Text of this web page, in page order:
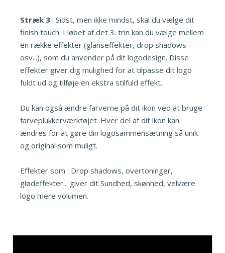
Stræk 3 : Sidst, men ikke mindst, skal du vælge dit
finish touch. I løbet af det 3. trin kan du vælge mellem
en række effekter (glanseffekter, drop shadows
osv...), som du anvender på dit logodesign. Disse
effekter giver dig mulighed for at tilpasse dit logo
fuldt ud og tilføje en ekstra stilfuld effekt.
Du kan også ændre farverne på dit ikon ved at bruge
farveplukkerværktøjet. Hver del af dit ikon kan
ændres for at gøre din logosammensætning så unik
og original som muligt.
Effekter som : Drop shadows, overtoninger,
glødeffekter... giver dit Sundhed, skønhed, velvære
logo mere volumen.